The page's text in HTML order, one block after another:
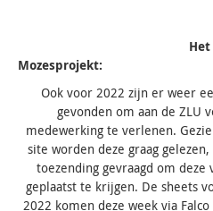
Het
Ook voor 2022 zijn er weer
gevonden om aan de ZLU
medewerking te verlenen.
site worden deze graag gelezen,
toezending gevraagd om
geplaatst te krijgen. De sheets
2022 komen deze week via